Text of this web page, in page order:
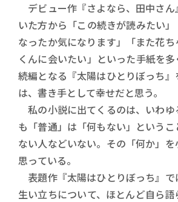
デビュー作『さよなら、田中さん
いた方から「この続きが読みたい
なったか気になります」「また花
くんに会いたい」といった手紙を
続編となる『太陽はひとりぼっち
は、書き手として幸せだと思う。
私の小説に出てくるのは、いわゆ
も「普通」は「何もない」という
ない人などいない。その「何か」
思っている。
表題作『太陽はひとりぼっち』で
生い立ちについて、ほとんど自ら